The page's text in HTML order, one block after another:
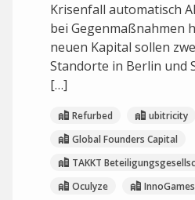
Krisenfall automatisch
bei Gegenmaßnahmen
neuen Kapital sollen
Standorte in Berlin
[…]
Refurbed
ubitricity
Global Founders Capital
TAKKT
Oculyze
InnoGames